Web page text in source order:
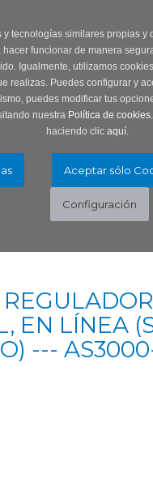
y tecnologías similares propias y
hacer funcionar de manera
Igualmente, utilizamos
realizas. Puedes configurar y
puedes modificar tus
nuestra Política de cookies.
haciendo clic aquí.
EN LÍNEA
---